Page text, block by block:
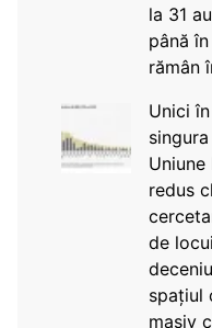
la 31
până
rămân
Unici
Uniune
redus
de
spațiul
masiv